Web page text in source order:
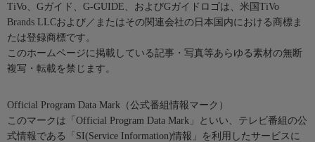
TiVo、Gガイド、G-GUIDE、およびGガイドロゴは、米国TiVo
Brands LLCおよび／またはその関連会社の日本国内における商標ま
たは登録商標です。
このホームページに掲載している記事・写真等あらゆる素材の無断
複写・転載を禁じます。
Official Program Data Mark（公式番組情報マーク）
このマークは「Official Program Data Mark」といい、テレビ番組の公
式情報である「SI(Service Information)情報」を利用したサービスに